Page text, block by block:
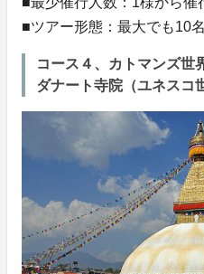
■ツアー形態：最大でも10
コース４、カトマンズ世
ダナート寺院（ユネスコ